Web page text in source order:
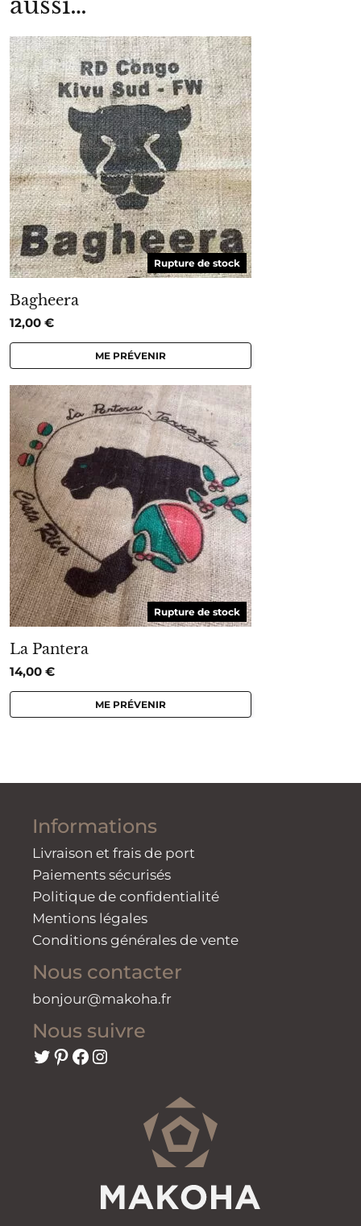
Rupture de stock
Bagheera
12,00 €
ME PRÉVENIR
Rupture de stock
La Pantera
14,00 €
ME PRÉVENIR
Informations
Livraison et frais de port
Paiements sécurisés
Politique de confidentialité
Mentions légales
Conditions générales de vente
Nous contacter
bonjour@makoha.fr
Nous suivre
Twitter
Pinterest
Facebook
Instagram